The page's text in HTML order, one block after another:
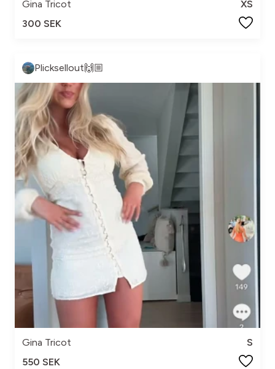
Gina Tricot
XS
300 SEK
Plicksellout🙌🏼
Gina Tricot
S
550 SEK